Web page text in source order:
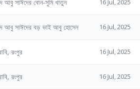
আবু সাঈদের বোন-সুমি খাতুন 16 Jul, 2025
আবু সাঈদের বড় ভাই আবু হোসেন 16 Jul, 2025
রংপুর 16 Jul, 2025
রংপুর 16 Jul, 2025